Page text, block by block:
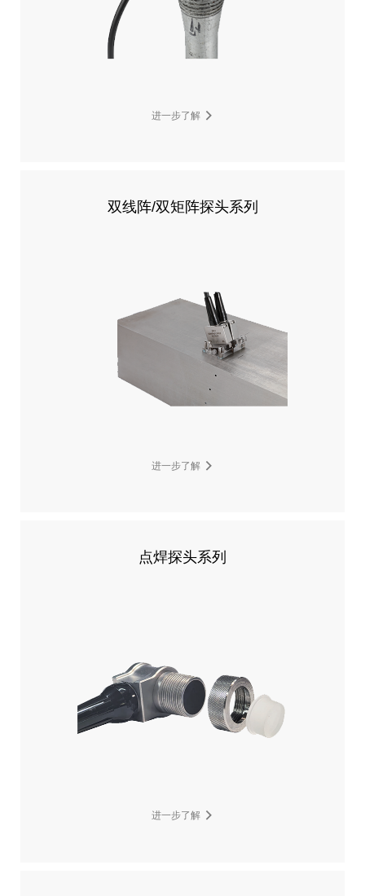
进一步了解
双线阵/双矩阵探头系列
进一步了解
点焊探头系列
进一步了解